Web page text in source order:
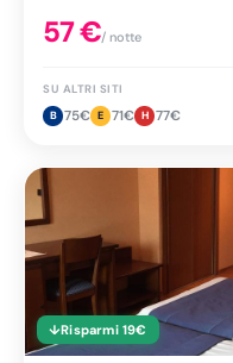
57€/ notte
SU ALTRI SITI
B 75€ E 71€ H 77€
↓Risparmi 19€